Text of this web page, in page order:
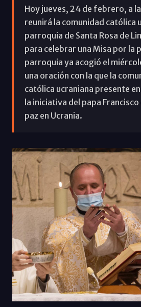
Hoy jueves, 24 de febrero, a
reunirá la comunidad católica
parroquia de Santa Rosa de
para celebrar una Misa por la
parroquia ya acogió el
una oración con la que la
católica ucraniana presente
la iniciativa del papa
paz en Ucrania.